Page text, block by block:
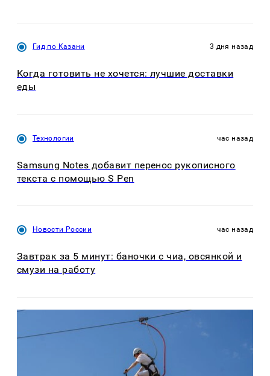
Гид по Казани 3 дня назад
Когда готовить не хочется: лучшие доставки
еды
Технологии час назад
Samsung Notes добавит перенос рукописного
текста с помощью S Pen
Новости России час назад
Завтрак за 5 минут: баночки с чиа, овсянкой и
смузи на работу